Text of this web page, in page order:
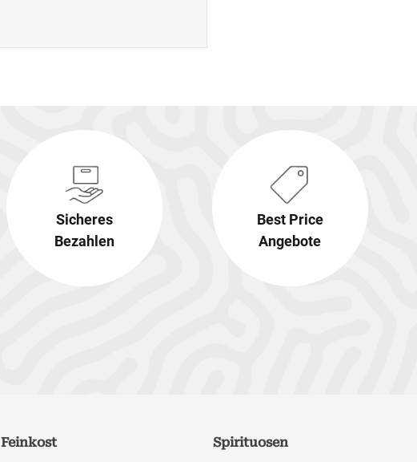
Sicheres
Bezahlen
Best Price
Angebote
Feinkost
Spirituosen